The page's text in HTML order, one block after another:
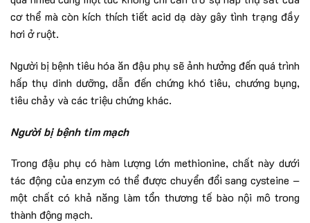
cơ thể mà còn kích thích tiết acid dạ dày gây tình trạng đầy
hơi ở ruột.
Người bị bệnh tiêu hóa ăn đậu phụ sẽ ảnh hưởng đến quá trình
hấp thụ dinh dưỡng, dẫn đến chứng khó tiêu, chướng bụng,
tiêu chảy và các triệu chứng khác.
Người bị bệnh tim mạch
Trong đậu phụ có hàm lượng lớn methionine, chất này dưới
tác động của enzym có thể được chuyển đổi sang cysteine –
một chất có khả năng làm tổn thương tế bào nội mô trong
thành động mạch.